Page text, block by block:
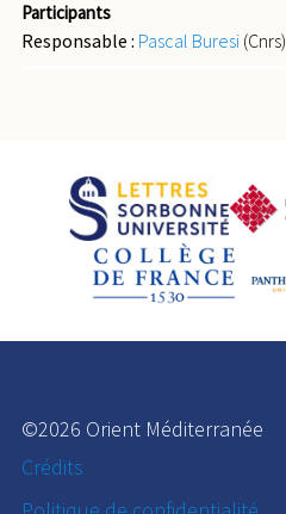
Participants
Responsable : Pascal Buresi (Cnrs)
©2026 Orient Méditerranée
Crédits